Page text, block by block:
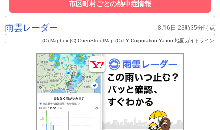
市区町村ごとの熱中症情報
雨雲レーダー 8月6日 23時35分時点
(C) Mapbox (C) OpenStreetMap (C) LY Corporation Yahoo!地図ガイドライン